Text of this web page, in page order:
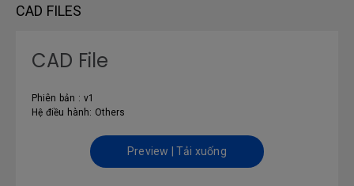
CAD FILES
CAD File
Phiên bản : v1
Hệ điều hành: Others
Preview | Tải xuống